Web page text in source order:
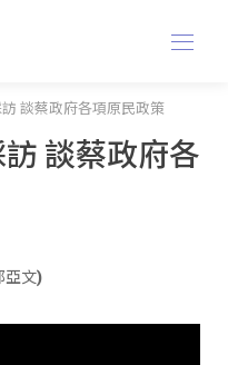
談蔡政府各項原民政策
談蔡政府各
亞文)